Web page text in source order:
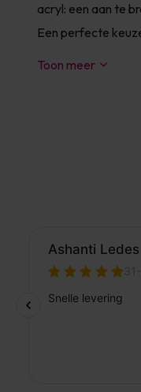
acryl: een aan te
Een perfecte
Toon meer